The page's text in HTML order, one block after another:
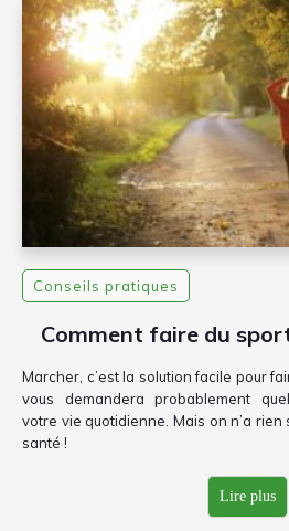
Conseils pratiques
Comment faire du
Marcher, c’est la solution facile pour
vous demandera probablement
votre vie quotidienne. Mais on n’a
santé !
Lire plus